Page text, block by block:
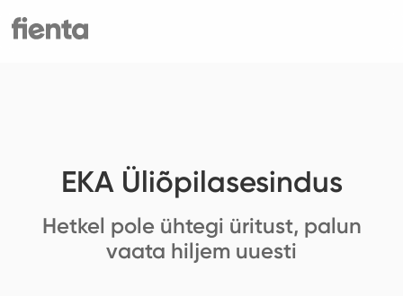
EKA Üliõpilasesindus
Hetkel pole ühtegi üritust, palun
vaata hiljem uuesti